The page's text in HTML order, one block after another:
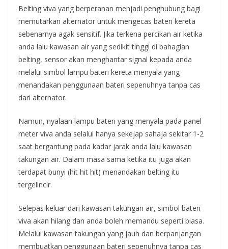
Belting viva yang berperanan menjadi penghubung bagi
memutarkan alternator untuk mengecas bateri kereta
sebenarnya agak sensitif. Jika terkena percikan air ketika
anda lalu kawasan air yang sedikit tinggi di bahagian
belting, sensor akan menghantar signal kepada anda
melalui simbol lampu bateri kereta menyala yang
menandakan penggunaan bateri sepenuhnya tanpa cas
dari alternator.
Namun, nyalaan lampu bateri yang menyala pada panel
meter viva anda selalui hanya sekejap sahaja sekitar 1-2
saat bergantung pada kadar jarak anda lalu kawasan
takungan air. Dalam masa sama ketika itu juga akan
terdapat bunyi (hit hit hit) menandakan belting itu
tergelincir.
Selepas keluar dari kawasan takungan air, simbol bateri
viva akan hilang dan anda boleh memandu seperti biasa.
Melalui kawasan takungan yang jauh dan berpanjangan
membuatkan penggunaan bateri sepenuhnya tanpa cas